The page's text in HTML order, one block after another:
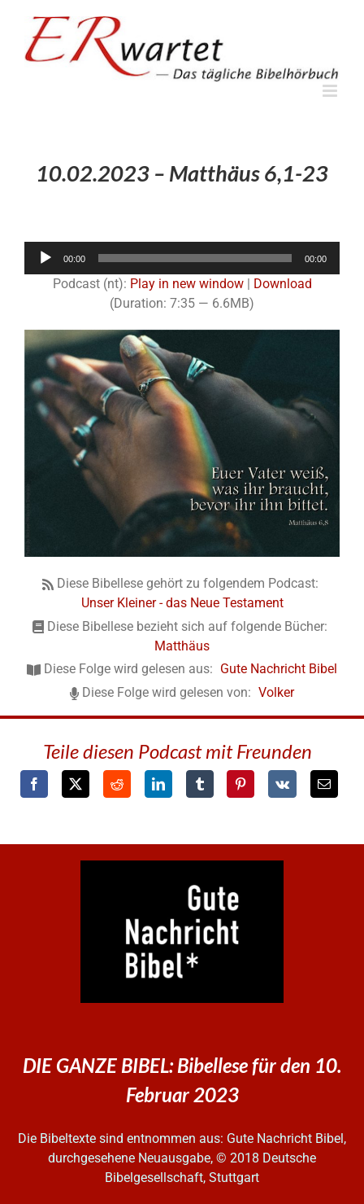
springen
10.02.2023 – Matthäus 6,1-23
00:00 00:00
Podcast (nt): Play in new window| Download
(Duration: 7:35 — 6.6MB)
Diese Bibellese gehört zu folgendem Podcast:
Unser Kleiner - das Neue Testament
Diese Bibellese bezieht sich auf folgende Bücher:
Matthäus
Diese Folge wird gelesen aus: Gute Nachricht Bibel
Diese Folge wird gelesen von: Volker
Teile diesen Podcast mit Freunden
DIE GANZE BIBEL: Bibellese für den 10.
Februar 2023
Die Bibeltexte sind entnommen aus: Gute Nachricht Bibel,
durchgesehene Neuausgabe, © 2018 Deutsche
Bibelgesellschaft, Stuttgart